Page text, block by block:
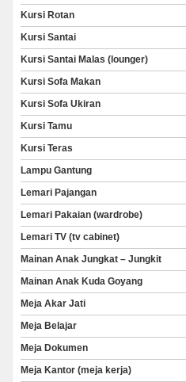
Kursi Rotan
Kursi Santai
Kursi Santai Malas (lounger)
Kursi Sofa Makan
Kursi Sofa Ukiran
Kursi Tamu
Kursi Teras
Lampu Gantung
Lemari Pajangan
Lemari Pakaian (wardrobe)
Lemari TV (tv cabinet)
Mainan Anak Jungkat – Jungkit
Mainan Anak Kuda Goyang
Meja Akar Jati
Meja Belajar
Meja Dokumen
Meja Kantor (meja kerja)